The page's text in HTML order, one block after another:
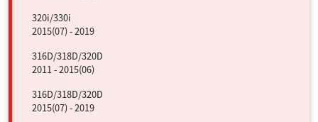
320i/330i
2015(07) - 2019
316D/318D/320D
2011 - 2015(06)
316D/318D/320D
2015(07) - 2019